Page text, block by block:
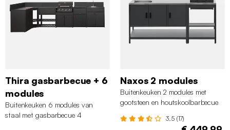
Thira gasbarbecue + 6
modules
Buitenkeuken 6 modules van
staal met gasbarbecue 4
Naxos 2 modules
Buitenkeuken 2 modules met
gootsteen en houtskoolbarbecue
3.5 (17)